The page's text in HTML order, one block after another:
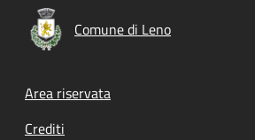
Comune di Leno
Footer menu
Area riservata
Crediti